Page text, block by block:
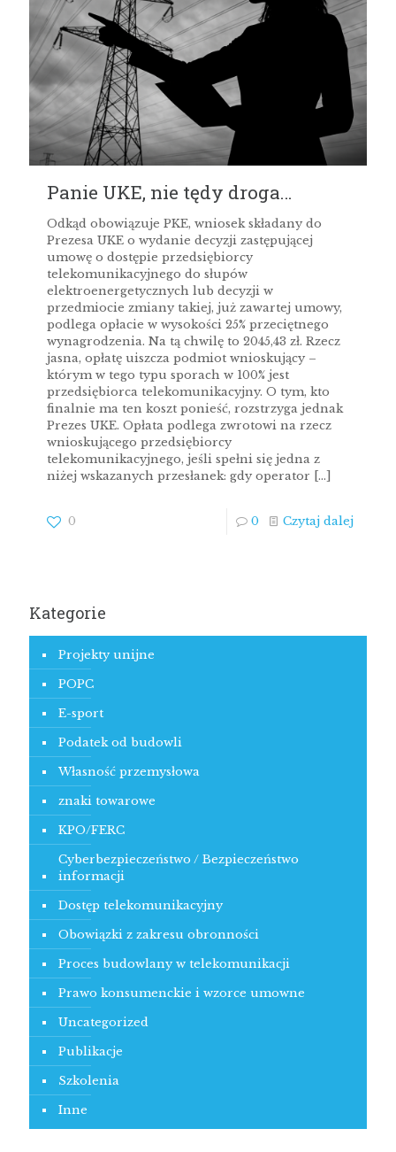
Panie UKE, nie tędy droga…
Odkąd obowiązuje PKE, wniosek składany do
Prezesa UKE o wydanie decyzji zastępującej
umowę o dostępie przedsiębiorcy
telekomunikacyjnego do słupów
elektroenergetycznych lub decyzji w
przedmiocie zmiany takiej, już zawartej umowy,
podlega opłacie w wysokości 25% przeciętnego
wynagrodzenia. Na tą chwilę to 2045,43 zł. Rzecz
jasna, opłatę uiszcza podmiot wnioskujący –
którym w tego typu sporach w 100% jest
przedsiębiorca telekomunikacyjny. O tym, kto
finalnie ma ten koszt ponieść, rozstrzyga jednak
Prezes UKE. Opłata podlega zwrotowi na rzecz
wnioskującego przedsiębiorcy
telekomunikacyjnego, jeśli spełni się jedna z
niżej wskazanych przesłanek: gdy operator […]
0 0 Czytaj dalej
Kategorie
Projekty unijne
POPC
E-sport
Podatek od budowli
Własność przemysłowa
znaki towarowe
KPO/FERC
Cyberbezpieczeństwo / Bezpieczeństwo
informacji
Dostęp telekomunikacyjny
Obowiązki z zakresu obronności
Proces budowlany w telekomunikacji
Prawo konsumenckie i wzorce umowne
Uncategorized
Publikacje
Szkolenia
Inne